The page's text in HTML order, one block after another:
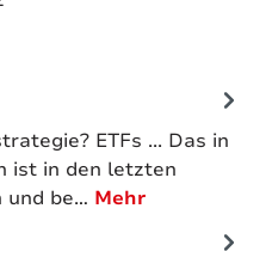
ETFs ... Das in
ist in den letzten
und be… Mehr